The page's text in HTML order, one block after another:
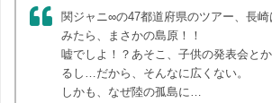
関ジャニ∞の47都道府県のツアー、長
みたら、まさかの島原！！
嘘でしよ！？あそこ、子供の発表会と
るし…だから、そんなに広くない。
しかも、なぜ陸の孤島に…